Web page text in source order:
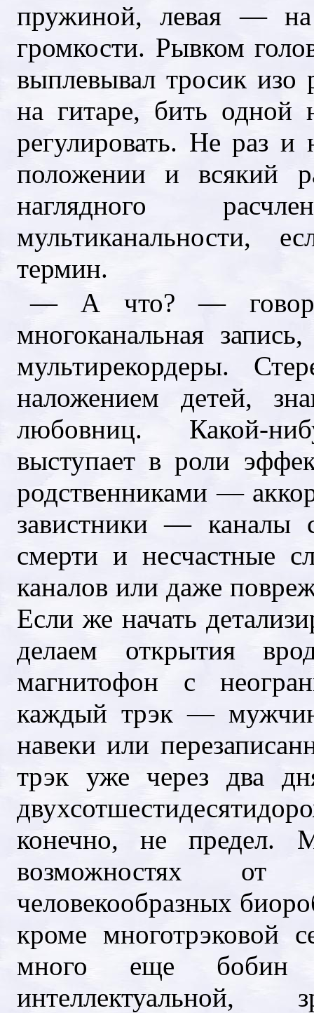
пружиной, левая — на
громкости. Рывком
выплевывал тросик изо
на гитаре, бить одной
регулировать. Не раз и
положении и всякий
наглядного
мультиканальности,
термин.
— А что? —
многоканальная
мультирекордеры.
наложением детей,
любовниц. Какой-
выступает в роли
родственниками —
завистники —
смерти и несчастные
каналов или даже
Если же начать
делаем открытия
магнитофон с
каждый трэк —
навеки или
трэк уже через два
конечно, не предел.
возможностях
человекообразных
кроме многотрэковой
много еще бобин
интеллектуальной,